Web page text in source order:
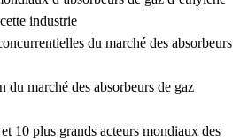
industrie
du marché des absorbeurs
du marché des absorbeurs de gaz
10 plus grands acteurs mondiaux des